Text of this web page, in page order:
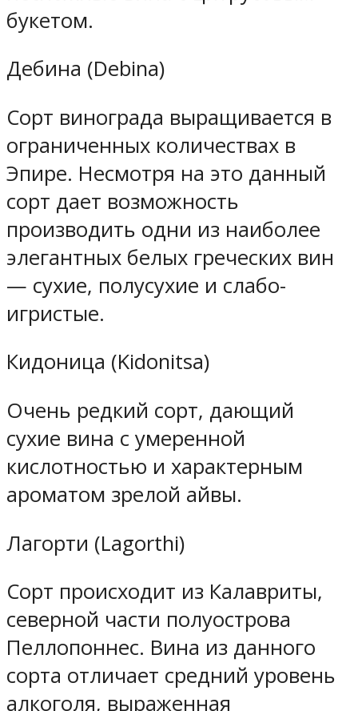
букетом.
Дебина (Debina)
Сорт винограда выращивается в
ограниченных количествах в
Эпире. Несмотря на это данный
сорт дает возможность
производить одни из наиболее
элегантных белых греческих вин
— сухие, полусухие и слабо-
игристые.
Кидоница (Kidonitsa)
Очень редкий сорт, дающий
сухие вина с умеренной
кислотностью и характерным
ароматом зрелой айвы.
Лагорти (Lagorthi)
Сорт происходит из Калавриты,
северной части полуострова
Пеллопоннес. Вина из данного
сорта отличает средний уровень
алкоголя, выраженная